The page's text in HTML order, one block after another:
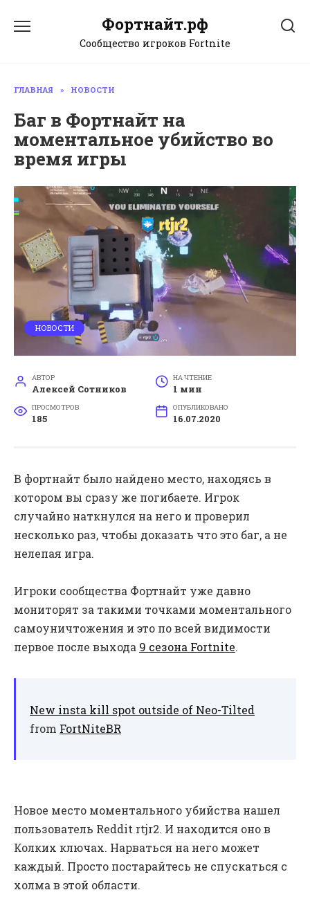
Фортнайт.рф
Сообщество игроков Fortnite
ГЛАВНАЯ » НОВОСТИ
Баг в Фортнайт на
моментальное убийство во
время игры
НОВОСТИ
АВТОР
Алексей Сотников
НА ЧТЕНИЕ
1 мин
ПРОСМОТРОВ
185
ОПУБЛИКОВАНО
16.07.2020
В фортнайт было найдено место, находясь в
котором вы сразу же погибаете. Игрок
случайно наткнулся на него и проверил
несколько раз, чтобы доказать что это баг, а не
нелепая игра.
Игроки сообщества Фортнайт уже давно
мониторят за такими точками моментального
самоуничтожения и это по всей видимости
первое после выхода 9 сезона Fortnite.
New insta kill spot outside of Neo-Tilted
from FortNiteBR
Новое место моментального убийства нашел
пользователь Reddit rtjr2. И находится оно в
Колких ключах. Нарваться на него может
каждый. Просто постарайтесь не спускаться с
холма в этой области.